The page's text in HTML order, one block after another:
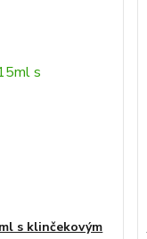
s klinčekovým